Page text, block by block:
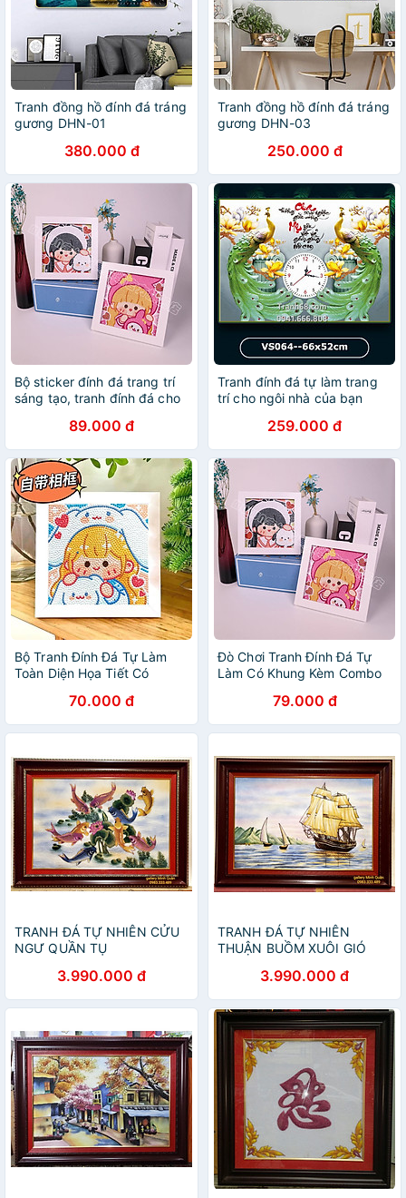
Tranh đồng hồ đính đá tráng
gương DHN-01
380.000 đ
Tranh đồng hồ đính đá tráng
gương DHN-03
250.000 đ
Bộ sticker đính đá trang trí
sáng tạo, tranh đính đá cho
đẹp mắt có khung gỗ
89.000 đ
Tranh đính đá tự làm trang
trí cho ngôi nhà của bạn
kích thước lớn259.000 đ
Bộ Tranh Đính Đá Tự Làm
Toàn Diện Họa Tiết Có
Cho Bạn Gái ( ngẫu nhiên)
70.000 đ
Đò Chơi Tranh Đính Đá Tự
Làm Có Khung Kèm Combo
Kiên Trì, Bộ Tranh Kim
Cương 5D Nhiều Mẫu Cho
Bé
79.000 đ
TRANH ĐÁ TỰ NHIÊN CỬU
NGƯ QUẦN TỤ
3.990.000 đ
TRANH ĐÁ TỰ NHIÊN
THUẬN BUỒM XUÔI GIÓ
3.990.000 đ